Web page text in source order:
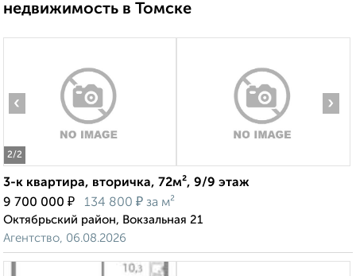
недвижимость в Томске
2/2
‹ ›
3-к квартира, вторичка, 72м², 9/9 этаж
9 700 000 ₽ 134 800 ₽ за м²
Октябрьский район, Вокзальная 21
Агентство, 06.08.2026